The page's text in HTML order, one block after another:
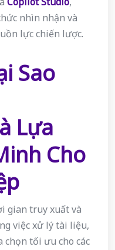
nhìn nhận và
lực chiến lược.
Sao
Lựa
Cho
gian truy xuất và
việc xử lý tài liệu,
chọn tối ưu cho các